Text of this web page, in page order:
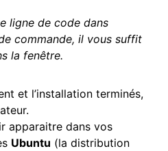
ligne de code dans
commande, il vous suffit
la fenêtre.
et l’installation terminés,
apparaitre dans vos
Ubuntu (la distribution